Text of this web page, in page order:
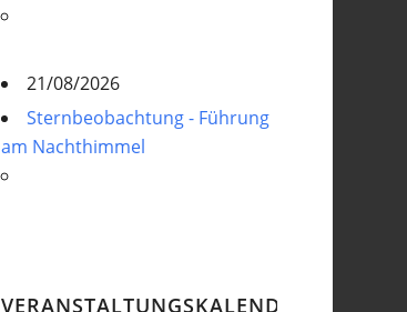
21/08/2026
Sternbeobachtung - Führung
am Nachthimmel
VERANSTALTUNGSKALENDER